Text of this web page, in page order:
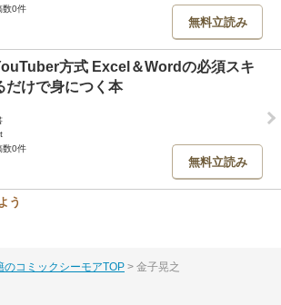
数0件
無料立読み
方式 Excel＆Wordの必須スキ
だけで身につく本
数0件
無料立読み
う
コミックシーモアTOP 金子晃之